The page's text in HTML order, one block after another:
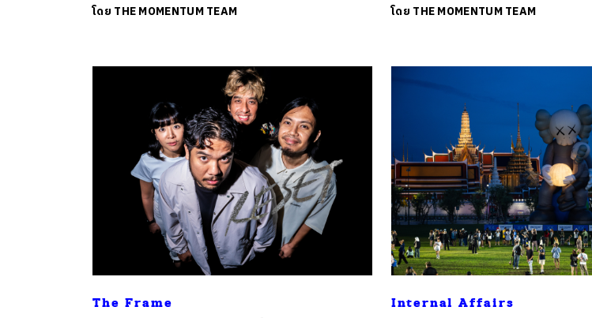
โดย THE MOMENTUM TEAM โดย THE MOMENTUM TEAM
The Frame Internal Affairs